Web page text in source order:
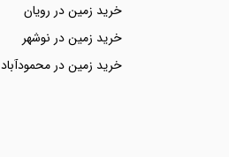
خرید زمین در رویان
خرید زمین در نوشهر
خرید زمین در محمودآباد